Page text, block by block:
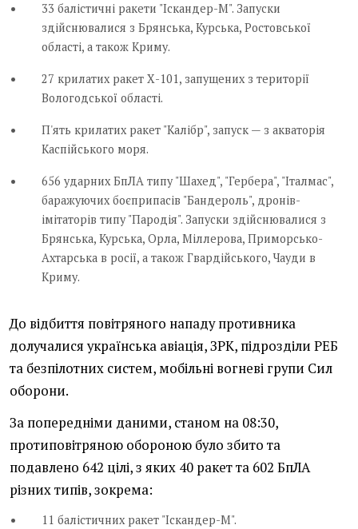
33 балістичні ракети "Іскандер-М". Запуски
здійснювалися з Брянська, Курська, Ростовської
області, а також Криму.
27 крилатих ракет Х-101, запущених з території
Вологодської області.
П'ять крилатих ракет "Калібр", запуск — з акваторія
Каспійського моря.
656 ударних БпЛА типу "Шахед", "Гербера", "Італмас",
баражуючих боєприпасів "Бандероль", дронів-
імітаторів типу "Пародія". Запуски здійснювалися з
Брянська, Курська, Орла, Міллерова, Приморсько-
Ахтарська в росії, а також Гвардійського, Чауди в
Криму.
До відбиття повітряного нападу противника
долучалися українська авіація, ЗРК, підрозділи РЕБ
та безпілотних систем, мобільні вогневі групи Сил
оборони.
За попередніми даними, станом на 08:30,
протиповітряною обороною було збито та
подавлено 642 цілі, з яких 40 ракет та 602 БпЛА
різних типів, зокрема:
11 балістичних ракет "Іскандер-М".